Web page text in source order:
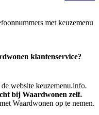
met keuzemenu
klantenservice?
website keuzemenu.info.
bij Waardwonen zelf.
Waardwonen op te nemen.